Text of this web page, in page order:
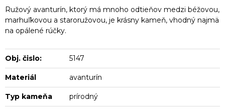
Ružový avanturín, ktorý má mnoho odtieňov medzi béžovou,
marhuľkovou a staroružovou, je krásny kameň, vhodný najmä
na opálené rúčky.
Obj. čislo: 5147
Materiál avanturín
Typ kameňa prírodný